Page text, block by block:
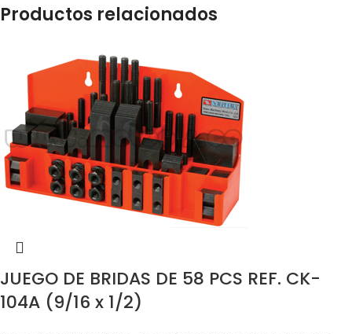
Productos relacionados
JUEGO DE BRIDAS DE 58 PCS REF. CK-
104A (9/16 x 1/2)